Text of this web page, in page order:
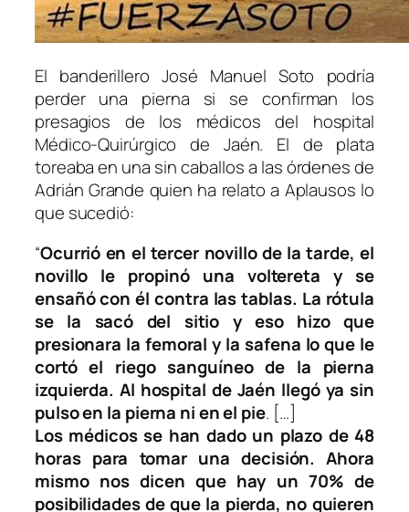
El banderillero José Manuel Soto podría
perder una pierna si se confirman los
presagios de los médicos del hospital
Médico-Quirúrgico de Jaén. El de plata
toreaba en una sin caballos a las órdenes de
Adrián Grande quien ha relato a Aplausos lo
que sucedió:
“Ocurrió en el tercer novillo de la tarde, el
novillo le propinó una voltereta y se
ensañó con él contra las tablas. La rótula
se la sacó del sitio y eso hizo que
presionara la femoral y la safena lo que le
cortó el riego sanguíneo de la pierna
izquierda. Al hospital de Jaén llegó ya sin
pulso en la pierna ni en el pie. […]
Los médicos se han dado un plazo de 48
horas para tomar una decisión. Ahora
mismo nos dicen que hay un 70% de
posibilidades de que la pierda, no quieren